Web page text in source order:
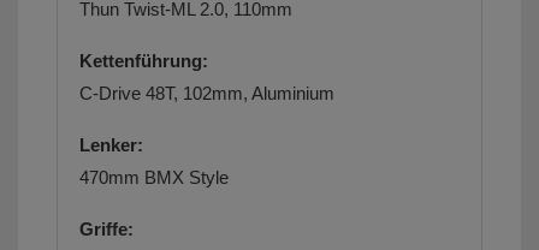
Thun Twist-ML 2.0, 110mm
Kettenführung:
C-Drive 48T, 102mm, Aluminium
Lenker:
470mm BMX Style
Griffe: